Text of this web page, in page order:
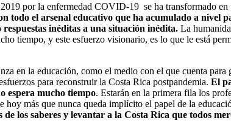
por la enfermedad COVID-19 se ha transformado
todo el arsenal educativo que ha acumulado a nivel
respuestas inéditas a una situación inédita. La
tiempo, y este esfuerzo visionario, es lo que le está
en la educación, como el medio con el que cuenta
para reconstruir la Costa Rica postpandemia. El
espera mucho tiempo. Estarán en la primera fila los
hoy más que nunca queda implícito el papel de la
los saberes y levantar a la Costa Rica que todos